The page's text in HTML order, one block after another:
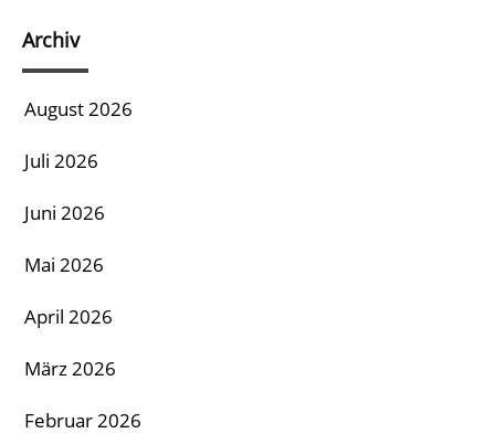
Archiv
August 2026
Juli 2026
Juni 2026
Mai 2026
April 2026
März 2026
Februar 2026